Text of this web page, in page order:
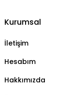
Kurumsal
İletişim
Hesabım
Hakkımızda